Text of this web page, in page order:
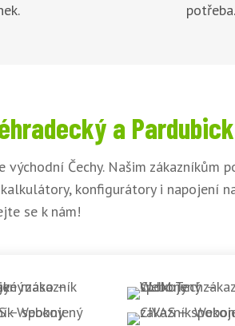
potřeba.
a
Čechy. Našim zákazníkům
konfigurátory i napojení
se k nám!